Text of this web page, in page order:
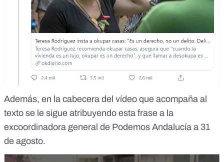
Además, en la cabecera del vídeo que acompaña al
texto se le sigue atribuyendo esta frase a la
excoordinadora general de Podemos Andalucía a 31
de agosto.